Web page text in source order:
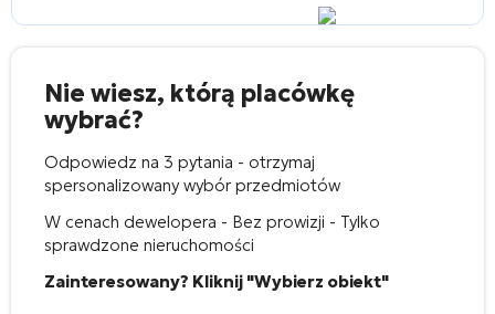
Nie wiesz, którą placówkę
wybrać?
Odpowiedz na 3 pytania - otrzymaj
spersonalizowany wybór przedmiotów
W cenach dewelopera - Bez prowizji - Tylko
sprawdzone nieruchomości
Zainteresowany? Kliknij "Wybierz obiekt"